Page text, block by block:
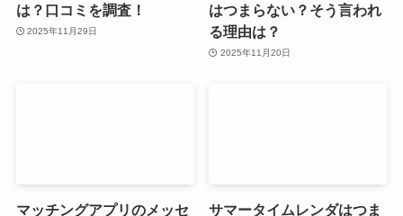
は？口コミを調査！
2025年11月29日
はつまらない？そう言われ
る理由は？
2025年11月20日
マッチングアプリのメッセ
サマータイムレンダはつま